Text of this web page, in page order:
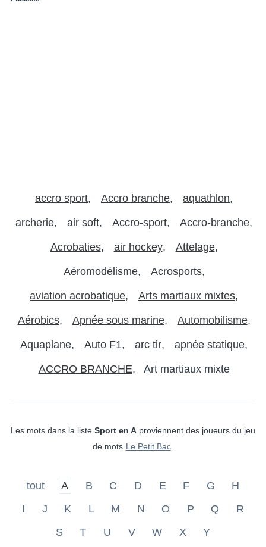
accro sport Accro branche aquathlon
archerie air soft Accro-sport Accro-branche
Acrobaties air hockey Attelage
Aéromodélisme Acrosports
aviation acrobatique Arts martiaux mixtes
Aérobics Apnée sous marine Automobilisme
Aquaplane Auto F1 arc tir apnée statique
ACCRO BRANCHE Art martiaux mixte
Les mots dans la liste Sport en A proviennent des joueurs du jeu
de mots Le Petit Bac
tout A B C D E F G
H
I
J K L M N O P Q
R
S
T U V W X Y